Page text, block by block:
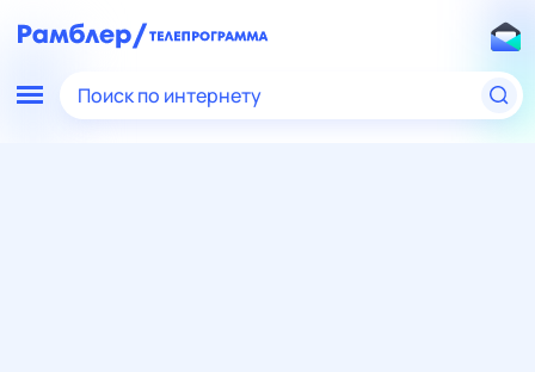
Поиск по интернету